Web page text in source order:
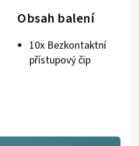
Obsah balení
10x Bezkontaktní
přístupový čip